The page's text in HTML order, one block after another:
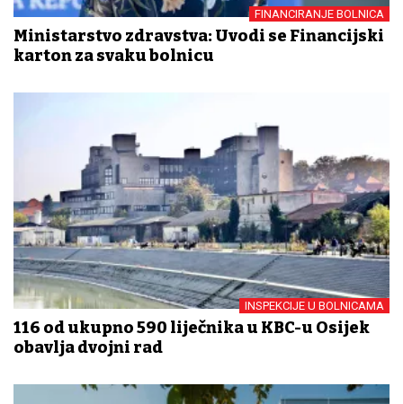
FINANCIRANJE BOLNICA
Ministarstvo zdravstva: Uvodi se Financijski
karton za svaku bolnicu
INSPEKCIJE U BOLNICAMA
116 od ukupno 590 liječnika u KBC-u Osijek
obavlja dvojni rad